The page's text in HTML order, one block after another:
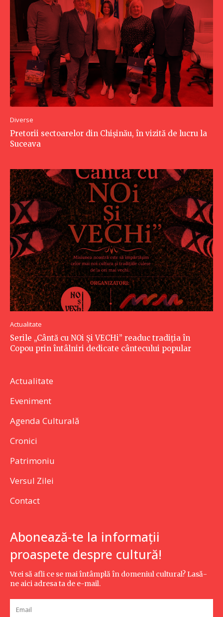
Diverse
Pretorii sectoarelor din Chişinău, în vizită de lucru la
Suceava
Actualitate
Serile „Cântă cu NOi Și VECHi” readuc tradiția în
Copou prin întâlniri dedicate cântecului popular
Actualitate
Eveniment
Agenda Culturală
Cronici
Patrimoniu
Versul Zilei
Contact
Abonează-te la informații
proaspete despre cultură!
Vrei să afli ce se mai întâmplă în domeniul cultural? Lasă-
ne aici adresa ta de e-mail.